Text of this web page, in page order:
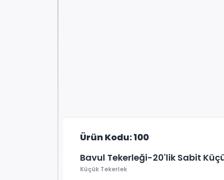
Ürün Kodu: 100
Bavul Tekerleği-20'lik Sabit
Küçük Tekerlek